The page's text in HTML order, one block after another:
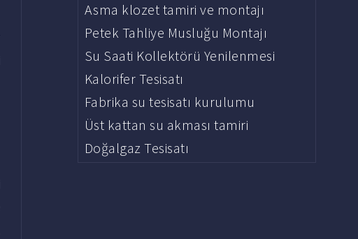
Asma klozet tamiri ve montajı
Petek Tahliye Musluğu Montajı
Su Saati Kollektörü Yenilenmesi
Kalorifer Tesisatı
Fabrika su tesisatı kurulumu
Üst kattan su akması tamiri
Doğalgaz Tesisatı